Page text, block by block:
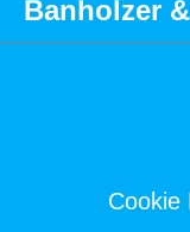
Banholzer
Cookie